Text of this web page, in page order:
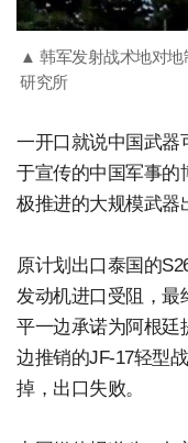
▲ 韩军发射战术地对地
研究所
一开口就说中国武器
于宣传的中国军事的
极推进的大规模武器
原计划出口泰国的
发动机进口受阻，最
平一边承诺为阿根廷
边推销的JF-17轻型
掉，出口失败。